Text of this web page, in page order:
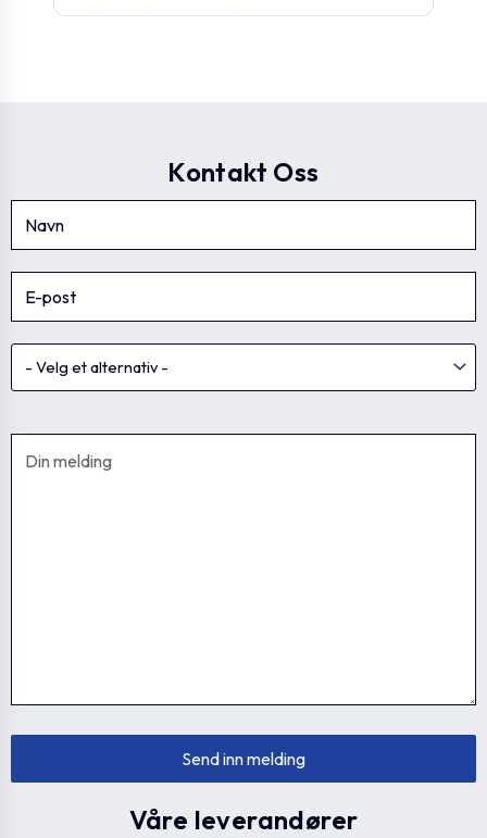
Kontakt Oss
Våre leverandører